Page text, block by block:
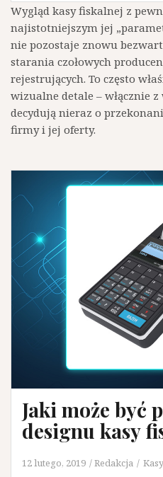
Wygląd kasy fiskalnej z
najistotniejszym jej
nie pozostaje znowu
starania czołowych
rejestrujących. To często
wizualne detale – włącznie
decydują nieraz o
firmy i jej oferty.
Jaki może być
designu kasy
12 lutego, 2019 Redakcja Kasy